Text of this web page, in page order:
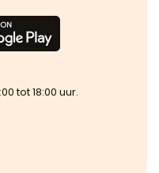
tot 18:00 uur.